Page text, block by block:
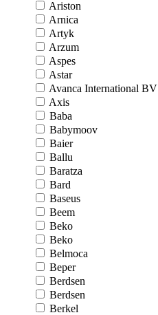
Ariston
Arnica
Artyk
Arzum
Aspes
Astar
Avanca International BV
Axis
Baba
Babymoov
Baier
Ballu
Baratza
Bard
Baseus
Beem
Beko
Beko
Belmoca
Beper
Berdsen
Berdsen
Berkel